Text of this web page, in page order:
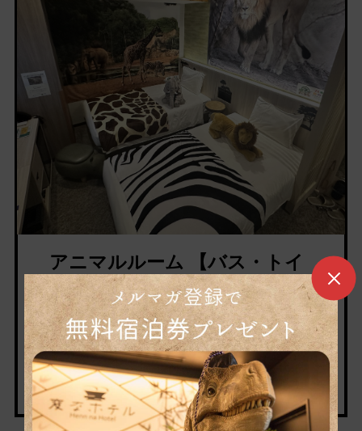
アニマルルーム 【バス・トイ
レ別】（禁煙）
客室数1室
[定員]大人2名[宿泊料金]
2名の場合／1名あたり(税サ込)
一般価格 18400～円～
会員価格 17400～円～